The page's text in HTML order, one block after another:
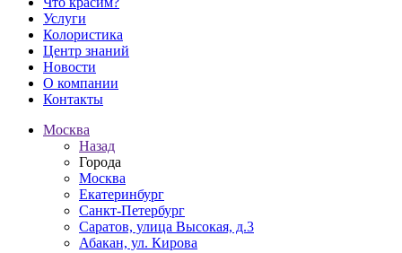
Услуги
Колористика
Центр знаний
Новости
О компании
Контакты
Москва
Назад
Города
Москва
Екатеринбург
Санкт-Петербург
Саратов, улица Высокая, д.3
Абакан, ул. Кирова